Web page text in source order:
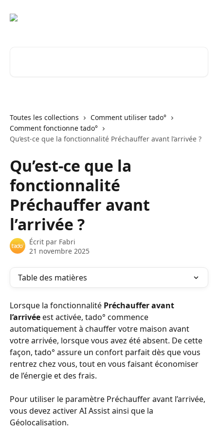
Toutes les collections
Comment utiliser tado°
Comment fonctionne tado°
Qu’est-ce que la fonctionnalité Préchauffer avant l’arrivée ?
Qu’est-ce que la
fonctionnalité
Préchauffer avant
l’arrivée ?
Écrit par Fabri
21 novembre 2025
Table des matières
Lorsque la fonctionnalité Préchauffer avant
l’arrivée est activée, tado° commence
automatiquement à chauffer votre maison avant
votre arrivée, lorsque vous avez été absent. De cette
façon, tado° assure un confort parfait dès que vous
rentrez chez vous, tout en vous faisant économiser
de l’énergie et des frais.
Pour utiliser le paramètre Préchauffer avant l’arrivée,
vous devez activer AI Assist ainsi que la
Géolocalisation.